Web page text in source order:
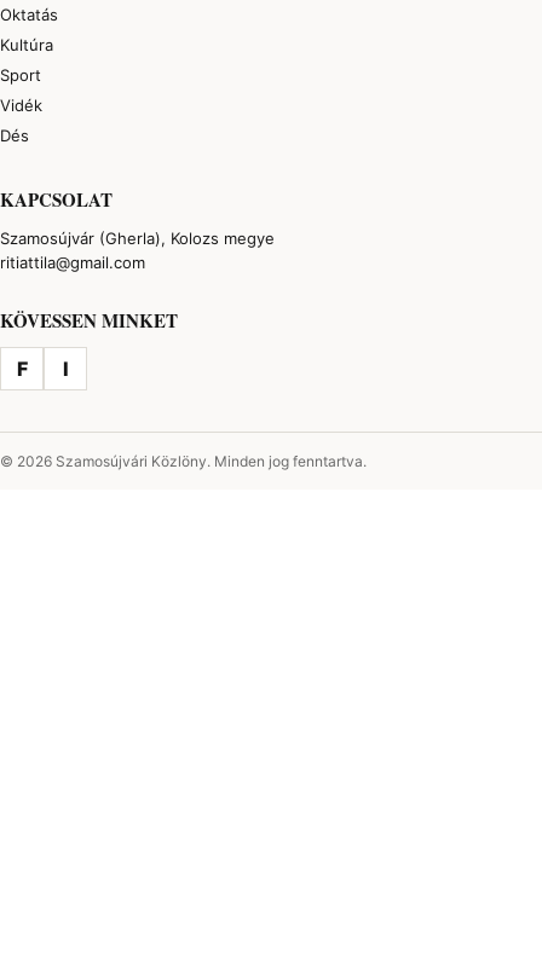
Oktatás
Kultúra
Sport
Vidék
Dés
KAPCSOLAT
Szamosújvár (Gherla), Kolozs megye
ritiattila@gmail.com
KÖVESSEN MINKET
F I
© 2026 Szamosújvári Közlöny. Minden jog fenntartva.